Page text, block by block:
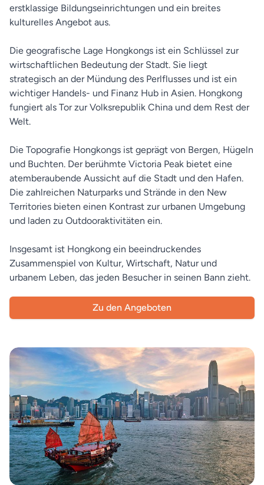
erstklassige Bildungseinrichtungen und ein breites
kulturelles Angebot aus.
Die geografische Lage Hongkongs ist ein Schlüssel zur
wirtschaftlichen Bedeutung der Stadt. Sie liegt
strategisch an der Mündung des Perlflusses und ist ein
wichtiger Handels- und Finanz Hub in Asien. Hongkong
fungiert als Tor zur Volksrepublik China und dem Rest der
Welt.
Die Topografie Hongkongs ist geprägt von Bergen, Hügeln
und Buchten. Der berühmte Victoria Peak bietet eine
atemberaubende Aussicht auf die Stadt und den Hafen.
Die zahlreichen Naturparks und Strände in den New
Territories bieten einen Kontrast zur urbanen Umgebung
und laden zu Outdooraktivitäten ein.
Insgesamt ist Hongkong ein beeindruckendes
Zusammenspiel von Kultur, Wirtschaft, Natur und
urbanem Leben, das jeden Besucher in seinen Bann zieht.
Zu den Angeboten